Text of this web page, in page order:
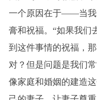
一个原因在于——当我
膏和祝福。“如果我们
到这件事情的祝福，
对？但是问题是我们
像家庭和婚姻的建造